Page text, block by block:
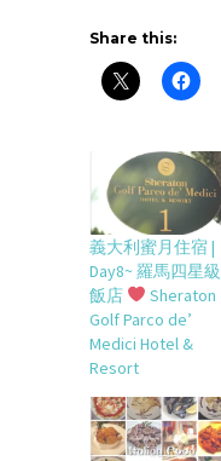
Share this:
義大利蜜月住宿 |
Day8~ 羅馬四星級
飯店
Sheraton
Golf Parco de’
Medici Hotel &
Resort